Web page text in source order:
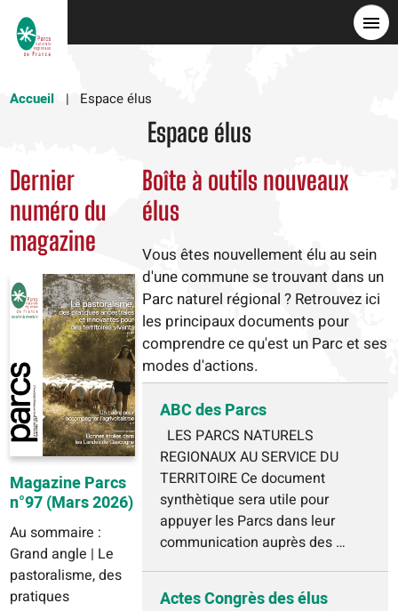
Accueil
Espace élus
Espace élus
Dernier
numéro du
magazine
Magazine Parcs
n°97 (Mars 2026)
Au sommaire :
Grand angle | Le
pastoralisme, des
pratiques
Boîte à outils nouveaux
élus
Vous êtes nouvellement élu au sein
d'une commune se trouvant dans un
Parc naturel régional ? Retrouvez ici
les principaux documents pour
comprendre ce qu'est un Parc et ses
modes d'actions.
ABC des Parcs
LES PARCS NATURELS
REGIONAUX AU SERVICE DU
TERRITOIRE Ce document
synthètique sera utile pour
appuyer les Parcs dans leur
communication auprès des …
Actes Congrès des élus